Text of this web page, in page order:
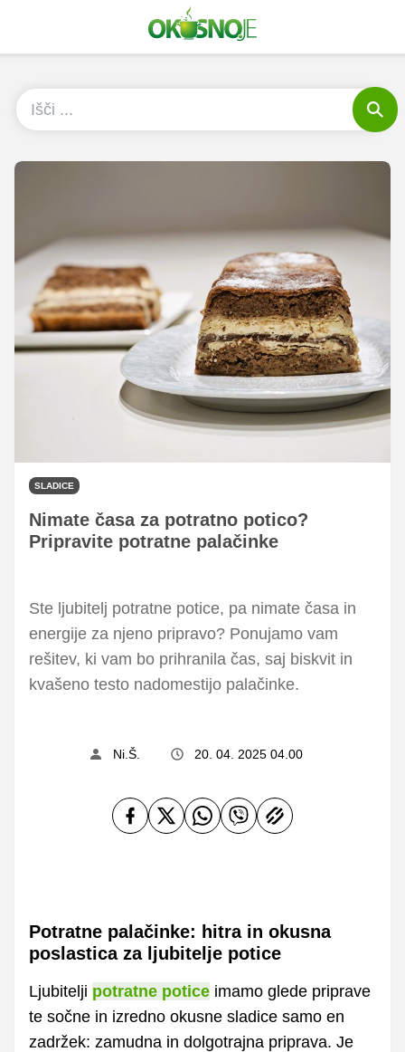
SLADICE
Nimate časa za potratno potico?
Pripravite potratne palačinke
Ste ljubitelj potratne potice, pa nimate časa in
energije za njeno pripravo? Ponujamo vam
rešitev, ki vam bo prihranila čas, saj biskvit in
kvašeno testo nadomestijo palačinke.
Ni.Š. 20. 04. 2025 04.00
Potratne palačinke: hitra in okusna
poslastica za ljubitelje potice
Ljubitelji potratne potice imamo glede priprave
te sočne in izredno okusne sladice samo en
zadržek: zamudna in dolgotrajna priprava. Je